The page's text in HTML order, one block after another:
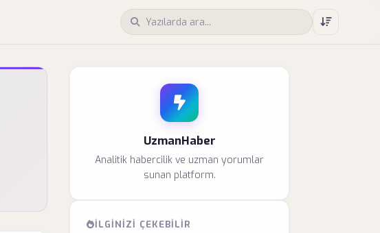
UzmanHaber
Analitik habercilik ve uzman yorumlar
sunan platform.
İLGINIZI ÇEKEBILIR